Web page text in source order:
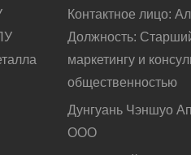
Контактное лицо:
Должность:
маркетингу и
общественностью
Дунгуань Чэншуо
ООО